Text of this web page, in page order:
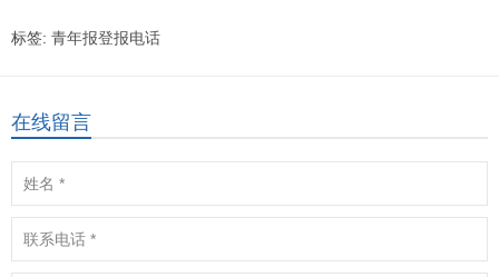
标签: 青年报登报电话
在线留言